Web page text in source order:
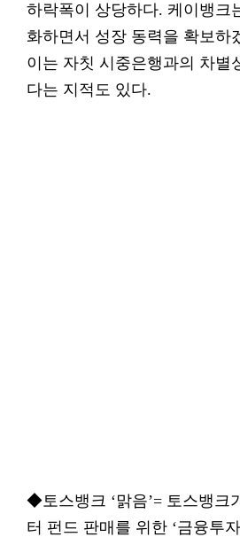
하락폭이 상당하다. 케이뱅크
화하면서 성장 동력을 확보하
이는 자칫 시중은행과의 차별
다는 지적도 있다.
◆토스뱅크 ‘맑음’= 토스뱅크
터 펀드 판매를 위한 ‘금융투